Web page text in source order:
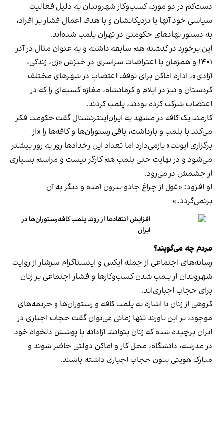
دست‌کم در دو مورد، کسب‌وکار شهروندان به دلیل فعالیت
سیاسی خود آنها یا نزدیکانشان و با هدف اعمال فشار بر افراد،
به دستور نهادهای حکومتی در تهران پلمب شده‌اند.
این برخورد در گذشته هم سابقه داشته و به عنوان مثال در آذر
۱۴۰۱ و همزمان با اعتراضات سراسری در خیزش «زن، زندگی،
آزادی»، اداره اماکن برای توقف اعتصاب در شهرهای مختلف
کردستان و نیز در ایلام و کرمانشاه، مغازه کسبه‌ای را که در
اعتصاب شرکت کرده بودند، پلمب کردند.
کارمند یک کافه در مشهد به ایران‌اینترنشنال گفت حکومت فکر
می‌کند با پلمب و بازداشت، باقی رستوران‌ها و کافه‌ها را «از
برگزاری ایونت» بازمی‌دارد اما تعداد این رخدادها روز به روز بیشتر
می‌شود و در نهایت حتی پلمب هم کارگر نیست و مراسم بسیاری
از چشمش در می‌رود.
او افزود: «غول از چراغ جادو بیرون آمده و دیگر به آن
برنمی‎‌گردد.»
افزایش انتقادها از روند پلمب کافه‌رستوران‌ها در
ایران
مردم چه می‌گویند؟
رسانه‎‌های اجتماعی از جمله ایکس و اینستاگرام سرشار از روایت
شهروندان از پلمب شدن کسب‌وکارها و فشار اجتماعی بر زنان
برای حجاب اجباری‌اند.
گروهی از زنان با اشاره به پلمب کافه و رستوران‌ها و جریمه‌های
موجود، بر این باورند تنها زمانی می‌توان گفت حجاب اجباری در
ایران برچیده شده که زنان بتوانند آزادانه با پوشش دلخواه خود
در مدرسه، دانشگاه، محل کار و اماکن دولتی حاضر شوند و
مدارک هویتی بدون حجاب اجباری داشته باشند.